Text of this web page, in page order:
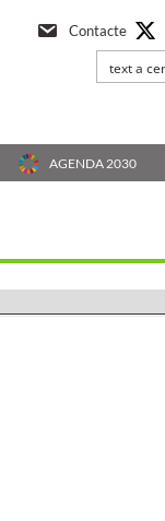
Contacte
AGENDA 2030